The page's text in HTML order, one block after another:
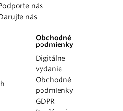
nás
nás
Obchodné
podmienky
Digitálne
vydanie
Obchodné
podmienky
GDPR